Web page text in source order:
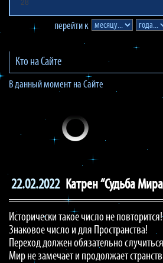
28
перейти к
Кто на Сайте
В данный момент на Сайте
22.02.2022 Катрен “Судьба
Исторически такое число не повторится!
Знаковое число и для Пространства!
Переход должен обязательно
Мир не замечает и продолжает